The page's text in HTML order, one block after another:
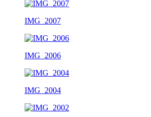
IMG_2007
IMG_2006
IMG_2004